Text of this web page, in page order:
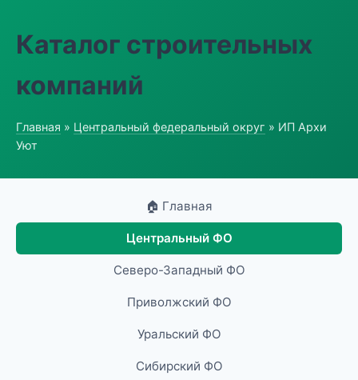
Каталог строительных
компаний
Главная » Центральный федеральный округ » ИП Архи
Уют
🏠 Главная
Центральный ФО
Северо-Западный ФО
Приволжский ФО
Уральский ФО
Сибирский ФО